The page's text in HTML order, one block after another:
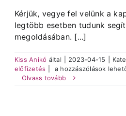
Tárgyalófoglaló
Árak és vásárlás
Kérjük, vegye fel velünk a
legtöbb esetben tudunk
megoldásában. [...]
Kiss Anikó által 2023-04-15
előfizetés
Mi
történik,
a hozzászólások
Olvass tovább